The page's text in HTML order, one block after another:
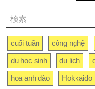
cuối tuần công nghệ
du học sinh du lịch
hoa anh đào Hokkaido